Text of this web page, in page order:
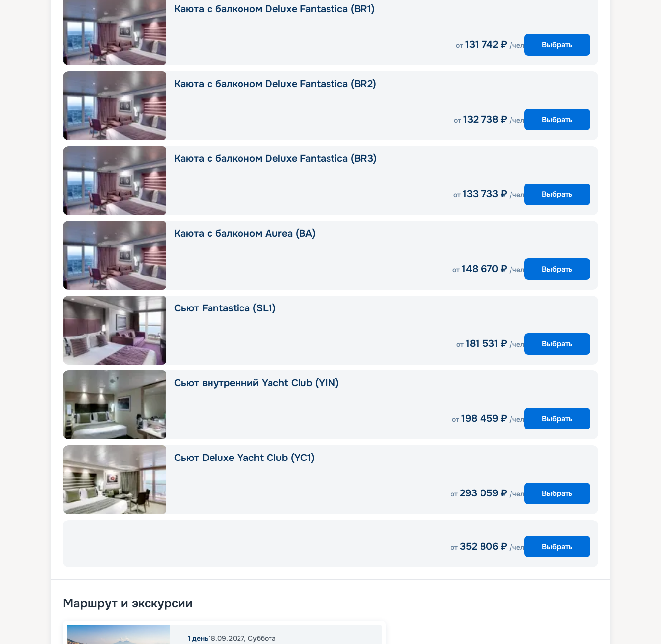
Каюта с балконом Deluxe Fantastica (BR1)
от 131 742 ₽ /чел Выбрать
Каюта с балконом Deluxe Fantastica (BR2)
от 132 738 ₽ /чел Выбрать
Каюта с балконом Deluxe Fantastica (BR3)
от 133 733 ₽ /чел Выбрать
Каюта с балконом Aurea (BA)
от 148 670 ₽ /чел Выбрать
Сьют Fantastica (SL1)
от 181 531 ₽ /чел Выбрать
Сьют внутренний Yacht Club (YIN)
от 198 459 ₽ /чел Выбрать
Сьют Deluxe Yacht Club (YC1)
от 293 059 ₽ /чел Выбрать
от 352 806 ₽ /чел Выбрать
Маршрут и экскурсии
1 день18.09.2027, Суббота